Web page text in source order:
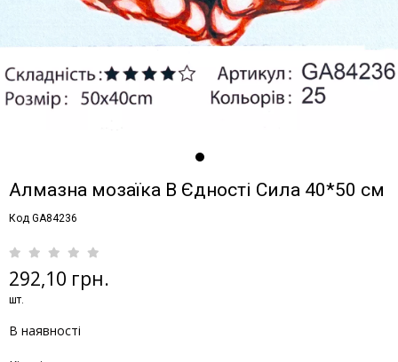
Алмазна мозаїка В Єдності Сила 40*50 см
Код GA84236
292,10 грн.
шт.
В наявності